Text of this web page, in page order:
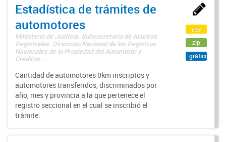
Estadística de trámites de
automotores
Ministerio de Justicia. Subsecretaría de Asuntos
Registrales. Dirección Nacional de los Registros
Nacionales de la Propiedad del Automotor y
Créditos ...
Cantidad de automotores 0km inscriptos y
automotores transferidos, discriminados por
año, mes y provincia a la que pertenece el
registro seccional en el cual se inscribió el
trámite.
csv
zip
gráfico